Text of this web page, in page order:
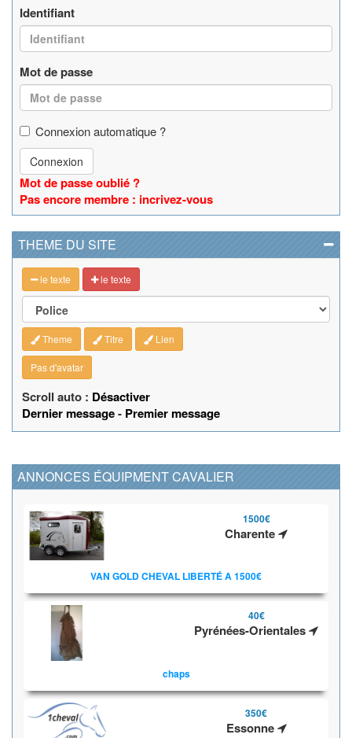
Identifiant
Mot de passe
Connexion automatique ?
Connexion
Mot de passe oublié ?
Pas encore membre : incrivez-vous
THEME DU SITE
le texte le texte
Theme Titre Lien
Pas d'avatar
Scroll auto : Désactiver
Dernier message- Premier message
ANNONCES ÉQUIPMENT CAVALIER
1500€
Charente
VAN GOLD CHEVAL LIBERTÉ A 1500€
40€
Pyrénées-Orientales
chaps
350€
Essonne